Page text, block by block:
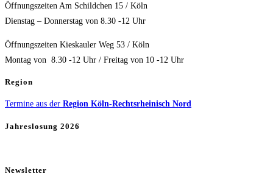
Öffnungszeiten Am Schildchen 15 / Köln
Dienstag – Donnerstag von 8.30 -12 Uhr
Öffnungszeiten Kieskauler Weg 53 / Köln
Montag von 8.30 -12 Uhr / Freitag von 10 -12 Uhr
Region
Termine aus der Region Köln-Rechtsrheinisch Nord
Jahreslosung 2026
Newsletter